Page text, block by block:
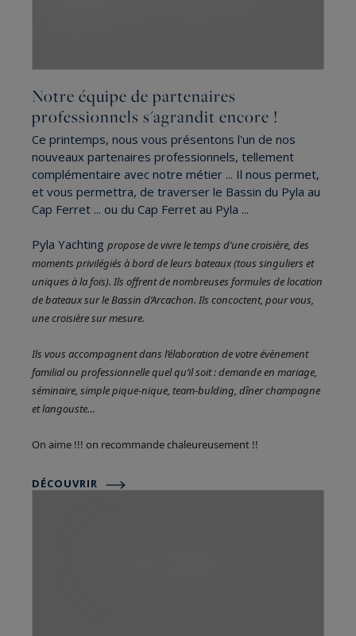
Notre équipe de partenaires
professionnels s'agrandit encore !
Ce printemps, nous vous présentons l'un de nos
nouveaux partenaires professionnels, tellement
complémentaire avec notre métier ... Il nous permet,
et vous permettra, de traverser le Bassin du Pyla au
Cap Ferret ... ou du Cap Ferret au Pyla ...
Pyla Yachting propose de vivre le temps d’une croisière, des
moments privilégiés à bord de leurs bateaux (tous singuliers et
uniques à la fois). Ils offrent de nombreuses formules de location
de bateaux sur le Bassin d’Arcachon. Ils concoctent, pour vous,
une croisière sur mesure.
Ils vous accompagnent dans l’élaboration de votre évènement
familial ou professionnelle quel qu’il soit : demande en mariage,
séminaire, simple pique-nique, team-bulding, dîner champagne
et langouste…
On aime !!! on recommande chaleureusement !!
DÉCOUVRIR